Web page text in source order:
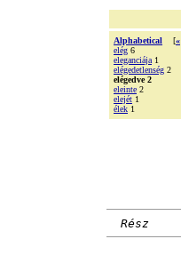
Alphabetical [«
elég 6
eleganciája 1
elégedetlenség 2
elégedve 2
eleinte 2
elejét 1
élek 1
Rész